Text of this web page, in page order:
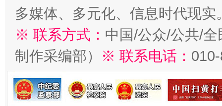
多媒体、多元化、信息时代现实
※ 联系方式： 中国/公众/公共/
制作采编部）
※ 联系电话：